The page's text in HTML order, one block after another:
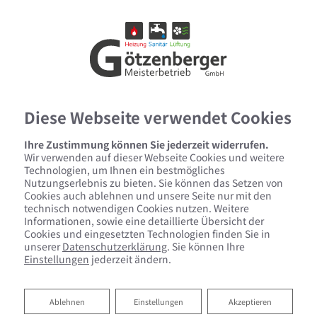
Nachhaltige Wärme im ganzen Haus
Diese Webseite verwendet Cookies
Ihre Zustimmung können Sie jederzeit widerrufen.
Wir verwenden auf dieser Webseite Cookies und weitere
Technologien, um Ihnen ein bestmögliches
Nutzungserlebnis zu bieten. Sie können das Setzen von
Cookies auch ablehnen und unsere Seite nur mit den
technisch notwendigen Cookies nutzen. Weitere
Informationen, sowie eine detaillierte Übersicht der
Cookies und eingesetzten Technologien finden Sie in
unsererDatenschutzerklärung. Sie können Ihre
Einstellungen jederzeit ändern.
Akzeptieren
Einstellungen
Ablehnen
Ablehnen